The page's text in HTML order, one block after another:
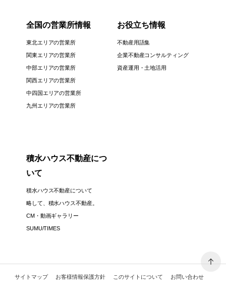
全国の営業所情報
東北エリアの営業所
関東エリアの営業所
中部エリアの営業所
関西エリアの営業所
中四国エリアの営業所
九州エリアの営業所
お役立ち情報
不動産用語集
企業不動産コンサルティング
資産運用・土地活用
積水ハウス不動産につ
いて
積水ハウス不動産について
略して、積水ハウス不動産。
CM・動画ギャラリー
SUMU/TIMES
サイトマップ お客様情報保護方針 このサイトについて お問い合わせ